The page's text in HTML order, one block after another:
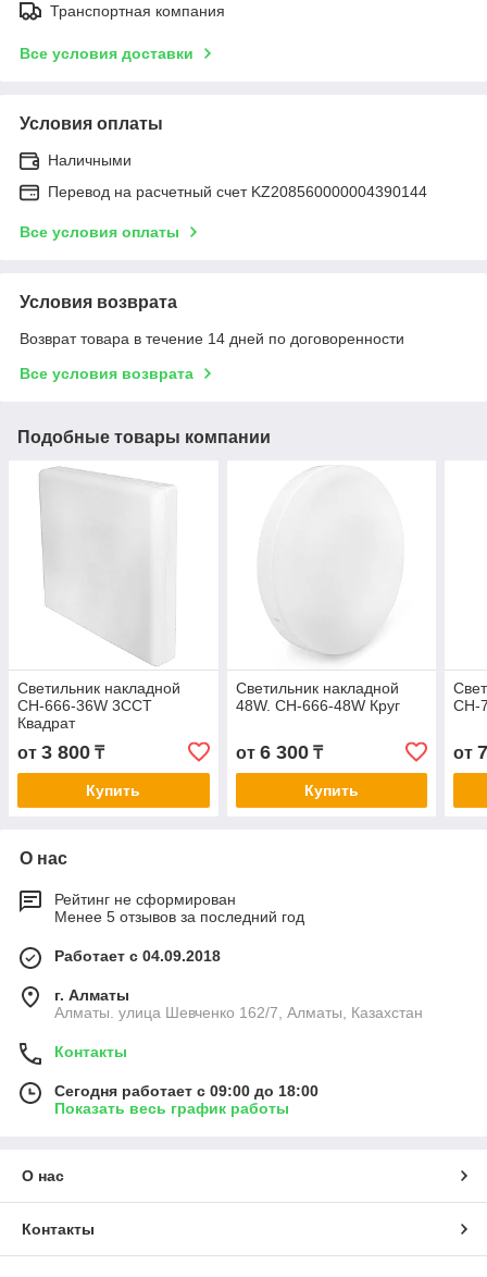
Транспортная компания
Все условия доставки
Условия оплаты
Наличными
Перевод на расчетный счет KZ208560000004390144
Все условия оплаты
Условия возврата
Возврат товара в течение 14 дней по договоренности
Все условия возврата
Подобные товары компании
Светильник накладной
СН-666-36W 3CCT
Квадрат
от 3 800 ₸
Купить
Светильник накладной
48W. СН-666-48W Круг
от 6 300₸
Купить
СН-
от
О нас
Рейтинг не сформирован
Менее 5 отзывов за последний год
Работает с 04.09.2018
г. Алматы
Алматы. улица Шевченко 162/7, Алматы, Казахстан
Контакты
Сегодня работает с 09:00 до 18:00
Показать весь график работы
О нас
Контакты